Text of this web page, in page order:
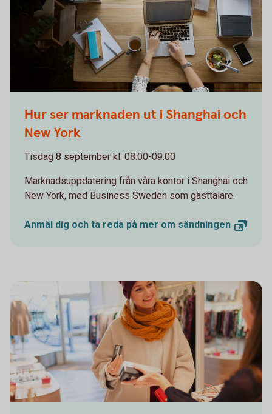
Hur ser marknaden ut i Shanghai och
New York
Tisdag 8 september kl. 08.00-09.00
Marknadsuppdatering från våra kontor i Shanghai och
New York, med Business Sweden som gästtalare.
Anmäl dig och ta reda på mer om sändningen